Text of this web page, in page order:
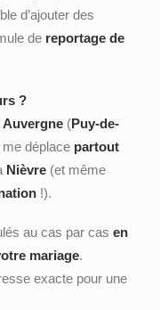
d’ajouter des
de reportage de
?
Auvergne (Puy-de-
me déplace partout
Nièvre (et même
!).
au cas par cas en
mariage.
exacte pour une